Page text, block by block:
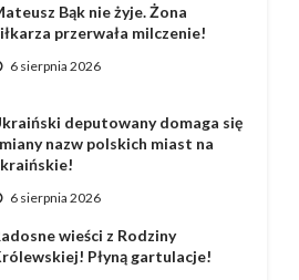
Bąk nie żyje. Żona
przerwała milczenie!
6 sierpnia 2026
deputowany domaga się
nazw polskich miast na
6 sierpnia 2026
wieści z Rodziny
Płyną gartulacje!